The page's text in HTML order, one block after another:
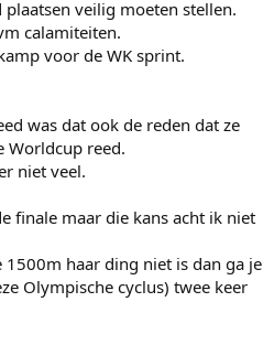
verschijnen...veilig moeten stellen.
calamiteiten.
voor de WK sprint.
was dat ook de reden dat ze
Worldcup reed.
niet veel.
finale maar die kans acht ik niet
haar ding niet is dan ga je
Olympische cyclus) twee keer